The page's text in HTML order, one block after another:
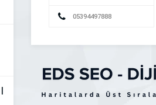
05394497888